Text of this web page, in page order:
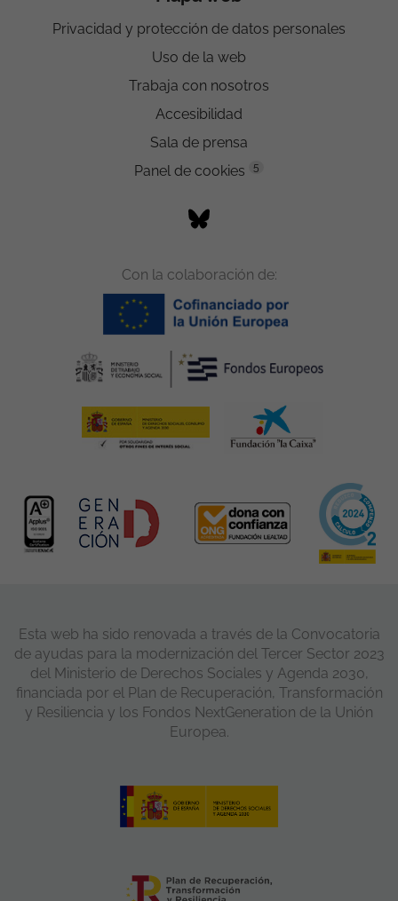
Privacidad y protección de datos personales
Uso de la web
Trabaja con nosotros
Accesibilidad
Sala de prensa
Panel de cookies
5
Con la colaboración de:
Esta web ha sido renovada a través de la Convocatoria
de ayudas para la modernización del Tercer Sector 2023
del Ministerio de Derechos Sociales y Agenda 2030,
financiada por el Plan de Recuperación, Transformación
y Resiliencia y los Fondos NextGeneration de la Unión
Europea.